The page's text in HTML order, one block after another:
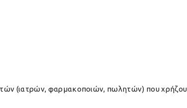
(ιατρών, φαρμακοποιών, πωλητών) που